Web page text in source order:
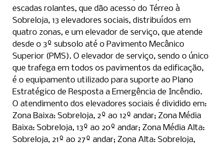
escadas rolantes, que dão acesso do Térreo à
Sobreloja, 13 elevadores sociais, distribuídos em
quatro zonas, e um elevador de serviço, que atende
desde o 3º subsolo até o Pavimento Mecânico
Superior (PMS). O elevador de serviço, sendo o único
que trafega em todos os pavimentos da edificação,
é o equipamento utilizado para suporte ao Plano
Estratégico de Resposta a Emergência de Incêndio.
O atendimento dos elevadores sociais é dividido em:
Zona Baixa: Sobreloja, 2º ao 12º andar; Zona Média
Baixa: Sobreloja, 13º ao 20º andar; Zona Média Alta:
Sobreloja, 21º ao 27º andar; Zona Alta: Sobreloja,